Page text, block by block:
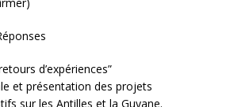
d’expériences”
et présentation des projets
sur les Antilles et la Guyane.